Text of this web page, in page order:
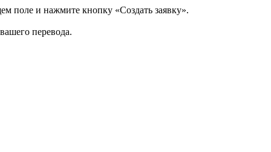
поле и нажмите кнопку «Создать заявку».
перевода.